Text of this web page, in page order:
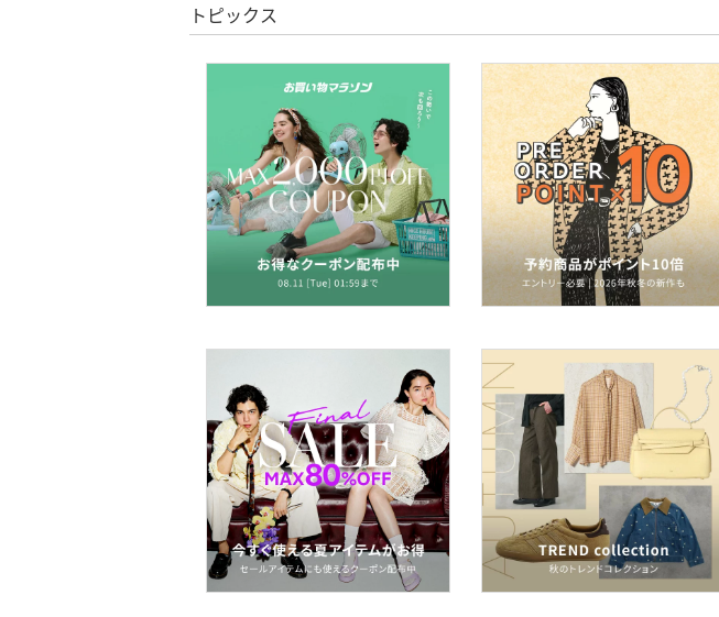
アクセサリー・腕時計
財布・ポーチ・ケース
帽子
ヘアアクセサリー
マタニティウェア・ベビ
スーツ・フォーマル
水着・スイムグッズ
着物・浴衣・和装小物
スキンケア
ボディケア・オーラルケ
クリア 絞り込み
トピックス